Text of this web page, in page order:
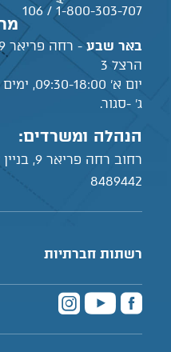
1-800-303-707 / 106
באר שבע - רחה פריאר 9, בניין M-Tower |
הרצל 3
ג' -סגור.
הנהלה ומשרדים:
8489442
רשתות חברתיות